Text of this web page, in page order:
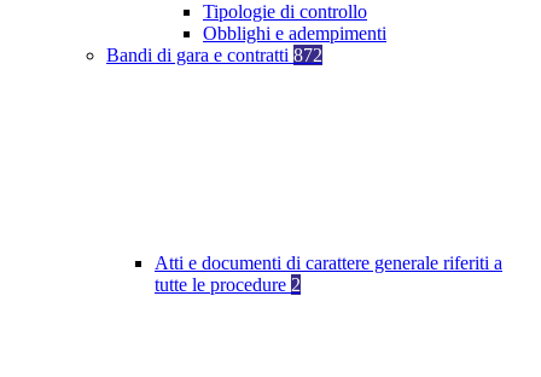
Tipologie di controllo
Obblighi e adempimenti
Bandi di gara e contratti 872
Atti e documenti di carattere generale riferiti a
tutte le procedure 2